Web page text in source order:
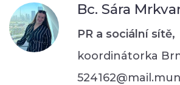
STUDENTI
Bc. Sára
PR a sociální sítě,
koordinátorka